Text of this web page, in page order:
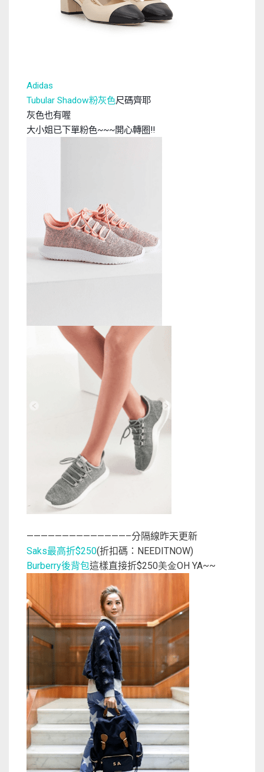
Adidas
Tubular Shadow粉灰色尺碼齊耶
灰色也有喔
大小姐已下單粉色~~~開心轉圈!!
——————————————–分隔線昨天更新
Saks最高折$250(折扣碼： NEEDITNOW)
Burberry後背包這樣直接折$250美金OH YA~~